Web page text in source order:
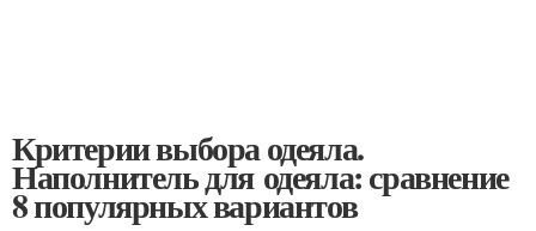
Критерии выбора одеяла.
Наполнитель для одеяла: сравнение
8 популярных вариантов